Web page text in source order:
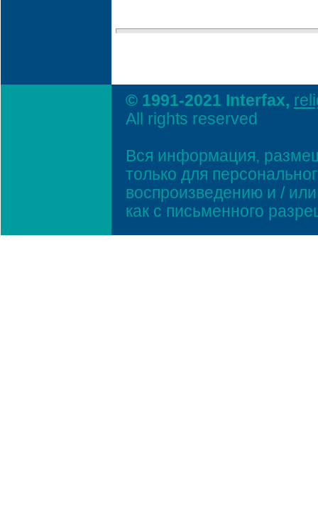
© 1991-2021 Interfax,
All rights reserved
Вся информация,
только для
воспроизведению и /
как с письменного